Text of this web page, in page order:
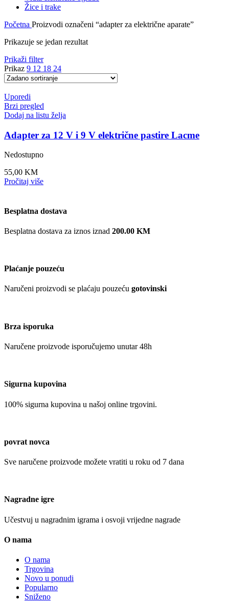
Žice i trake
Početna Proizvodi označeni “adapter za električne aparate”
Prikazuje se jedan rezultat
Prikaži filter
Prikaz 9 12 18 24
Uporedi
Brzi pregled
Dodaj na listu želja
Adapter za 12 V i 9 V električne pastire Lacme
Nedostupno
55,00 KM
Pročitaj više
Besplatna dostava
Besplatna dostava za iznos iznad 200.00 KM
Plaćanje pouzeću
Naručeni proizvodi se plaćaju pouzeću gotovinski
Brza isporuka
Naručene proizvode isporučujemo unutar 48h
Sigurna kupovina
100% sigurna kupovina u našoj online trgovini.
povrat novca
Sve naručene proizvode možete vratiti u roku od 7 dana
Nagradne igre
Učestvuj u nagradnim igrama i osvoji vrijedne nagrade
O nama
O nama
Trgovina
Novo u ponudi
Popularno
Sniženo